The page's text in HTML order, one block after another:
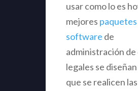
usar como lo es
mejores
software de
administración de
legales se
que se realicen las